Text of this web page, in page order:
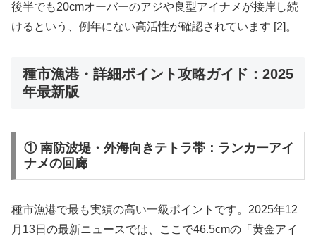
後半でも20cmオーバーのアジや良型アイナメが接岸し続
けるという、例年にない高活性が確認されています [2]。
種市漁港・詳細ポイント攻略ガイド：2025
年最新版
① 南防波堤・外海向きテトラ帯：ランカーアイ
ナメの回廊
種市漁港で最も実績の高い一級ポイントです。2025年12
月13日の最新ニュースでは、ここで46.5cmの「黄金アイ